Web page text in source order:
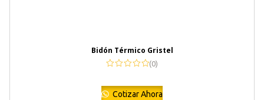
Bidón Térmico Gristel
(0)
Cotizar Ahora